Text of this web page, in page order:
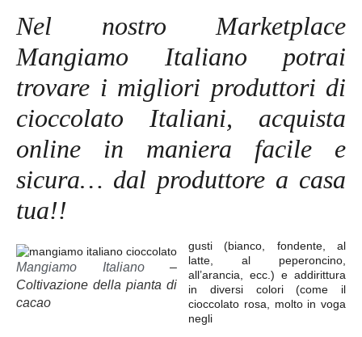
Nel nostro Marketplace
Mangiamo Italiano potrai
trovare i migliori produttori di
cioccolato Italiani, acquista
online in maniera facile e
sicura… dal produttore a casa
tua!!
Mangiamo Italiano–
Coltivazione della pianta di
cacao
gusti (bianco, fondente, al
latte, al peperoncino,
all’arancia, ecc.) e addirittura
in diversi colori (come il
cioccolato rosa, molto in voga
negli